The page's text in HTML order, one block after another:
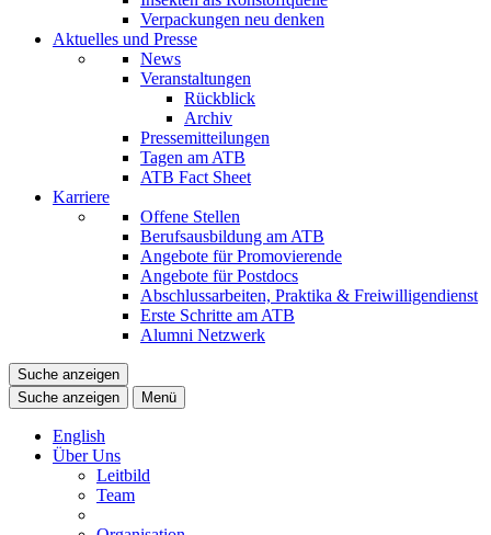
Verpackungen neu denken
Aktuelles und Presse
News
Veranstaltungen
Rückblick
Archiv
Pressemitteilungen
Tagen am ATB
ATB Fact Sheet
Karriere
Offene Stellen
Berufsausbildung am ATB
Angebote für Promovierende
Angebote für Postdocs
Abschlussarbeiten, Praktika & Freiwilligendienst
Erste Schritte am ATB
Alumni Netzwerk
Suche anzeigen
Suche anzeigen
Menü
English
Über Uns
Leitbild
Team